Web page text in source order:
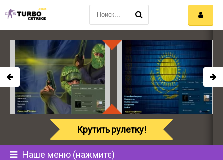
Наше меню (нажмите)
Крутить рулетку!